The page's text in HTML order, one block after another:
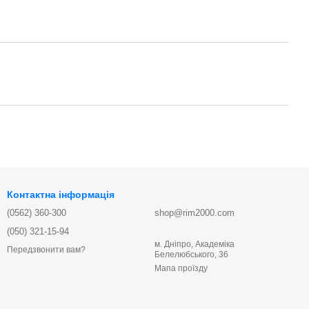
Контактна інформація
(0562) 360-300
(050) 321-15-94
Передзвонити вам?
shop@rim2000.com
м. Дніпро, Академіка
Белелюбського, 36
Мапа проїзду